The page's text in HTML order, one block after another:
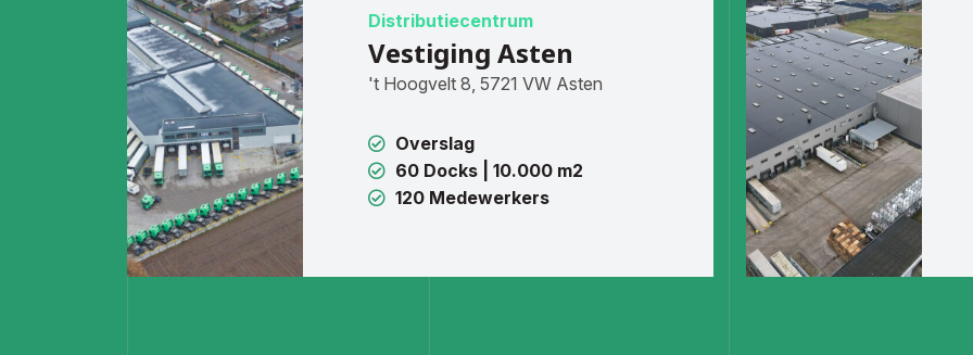
Distributiecentrum
Vestiging Asten
't Hoogvelt 8, 5721 VW Asten
Overslag
60 Docks | 10.000 m2
120 Medewerkers